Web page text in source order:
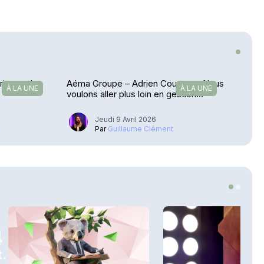
À LA UNE
plus
À LA UNE
Aéma Groupe – Adrien Couret : « Nous
voulons aller plus loin en gestion
Jeudi 9 Avril 2026
Par Guillaume Clément